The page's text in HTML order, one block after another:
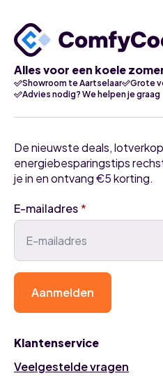
Alles voor een koele
Showroom te Aartselaar
Grote
Advies nodig? We helpen je graag
Klantenservice
Veelgestelde vragen
De nieuwste deals,
energiebesparingstips
je in en ontvang €5 korting.
E-mailadres*
Aanmelden